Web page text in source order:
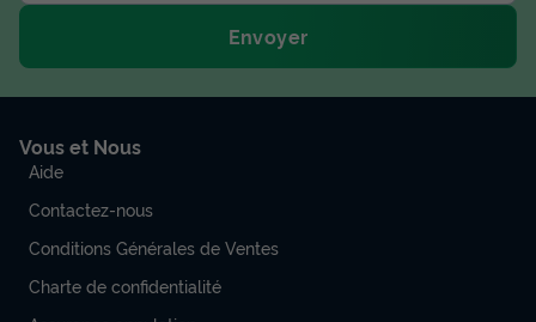
Envoyer
Vous et Nous
Aide
Contactez-nous
Conditions Générales de Ventes
Charte de confidentialité